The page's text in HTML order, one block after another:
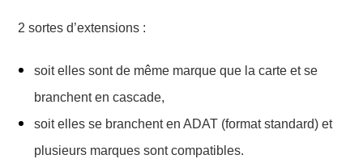
2 sortes d’extensions :
soit elles sont de même marque que la carte et se
branchent en cascade,
soit elles se branchent en ADAT (format standard) et
plusieurs marques sont compatibles.